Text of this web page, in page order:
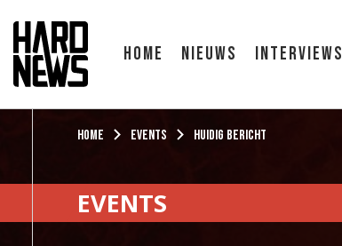
Home Nieuws Interviews
Home Events Huidig bericht
EVENTS